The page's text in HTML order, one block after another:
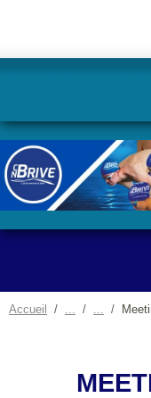
Accueil